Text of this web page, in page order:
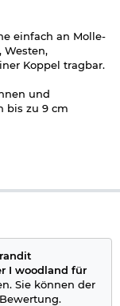
einfach an Molle-
Westen,
Koppel tragbar.
und
bis zu 9 cm
Bottle Holder I:
Kordelzug und
Polychlorid
I woodland für
Sie können der